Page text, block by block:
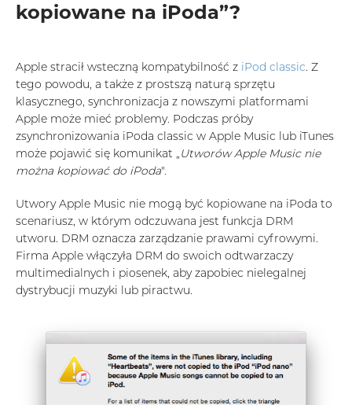
kopiowane na iPoda”?
Apple stracił wsteczną kompatybilność z iPod classic. Z
tego powodu, a także z prostszą naturą sprzętu
klasycznego, synchronizacja z nowszymi platformami
Apple może mieć problemy. Podczas próby
zsynchronizowania iPoda classic w Apple Music lub iTunes
może pojawić się komunikat „Utworów Apple Music nie
można kopiować do iPoda".
Utwory Apple Music nie mogą być kopiowane na iPoda to
scenariusz, w którym odczuwana jest funkcja DRM
utworu. DRM oznacza zarządzanie prawami cyfrowymi.
Firma Apple włączyła DRM do swoich odtwarzaczy
multimedialnych i piosenek, aby zapobiec nielegalnej
dystrybucji muzyki lub piractwu.